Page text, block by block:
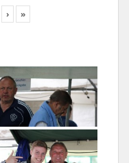
› »